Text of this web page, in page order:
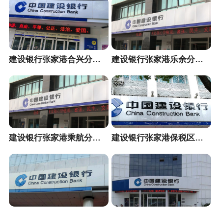
建设银行张家港合兴分理处 建设银行张家港乐余分理处
建设银行张家港乘航分理处 建设银行张家港保税区支行